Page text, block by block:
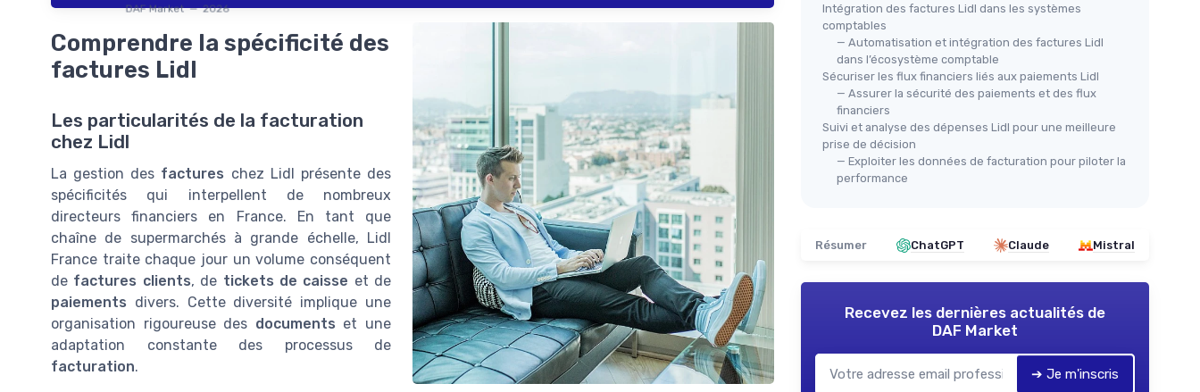
DAF Market — 2026
Comprendre la spécificité des
factures Lidl
Les particularités de la facturation
chez Lidl
La gestion des factures chez Lidl présente des
spécificités qui interpellent de nombreux
directeurs financiers en France. En tant que
chaîne de supermarchés à grande échelle, Lidl
France traite chaque jour un volume conséquent
de factures clients, de tickets de caisse et de
paiements divers. Cette diversité implique une
organisation rigoureuse des documents et une
adaptation constante des processus de
facturation.
Intégration des factures Lidl dans les systèmes
comptables
— Automatisation et intégration des factures Lidl
dans l’écosystème comptable
Sécuriser les flux financiers liés aux paiements Lidl
— Assurer la sécurité des paiements et des flux
financiers
Suivi et analyse des dépenses Lidl pour une meilleure
prise de décision
— Exploiter les données de facturation pour piloter la
performance
Résumer ChatGPT Claude Mistral
Recevez les dernières actualités de
DAF Market
➔ Je m'inscris